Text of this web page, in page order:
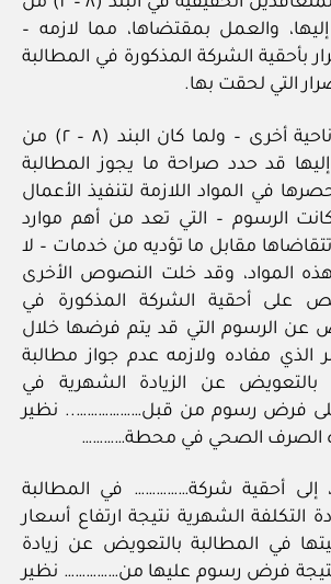
إليها، والعمل بمقتضاها، مما لازمه –
بأحقية الشركة المذكورة في المطالبة
التي لحقت بها.
وحيث إنه – ومن ناحية أخرى – ولما كان البند (٨ – ٢) من
إليها قد حدد صراحة ما يجوز المطالبة
في المواد اللازمة لتنفيذ الأعمال
الرسوم – التي تعد من أهم موارد
مقابل ما تؤديه من خدمات – لا
المواد، وقد خلت النصوص الأخرى
على أحقية الشركة المذكورة في
عن الرسوم التي قد يتم فرضها خلال
الذي مفاده ولازمه عدم جواز مطالبة
بالتعويض عن الزيادة الشهرية في
على فرض رسوم من قبل……………….. نظير
الصرف الصحي في محطة…………
إلى أحقية شركة…………… في المطالبة
التكلفة الشهرية نتيجة ارتفاع أسعار
في المطالبة بالتعويض عن زيادة
نتيجة فرض رسوم عليها من…………… نظير